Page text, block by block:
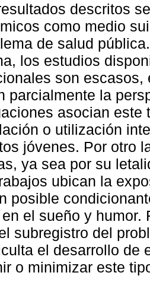
descritos
como medio
de salud
los estudios
son
parcialmente la
asocian este
o utilización
jóvenes. Por otro
ya sea por su
ubican la
posible
el sueño y
subregistro del
el desarrollo de
o minimizar este